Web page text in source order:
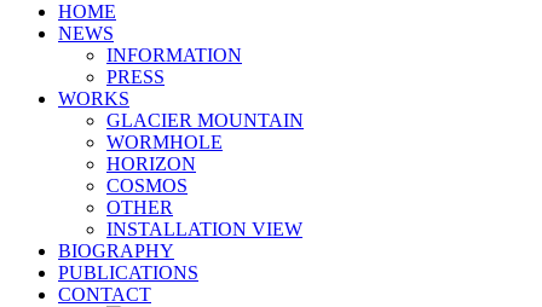
HOME
NEWS
INFORMATION
PRESS
WORKS
GLACIER MOUNTAIN
WORMHOLE
HORIZON
COSMOS
OTHER
INSTALLATION VIEW
BIOGRAPHY
PUBLICATIONS
CONTACT